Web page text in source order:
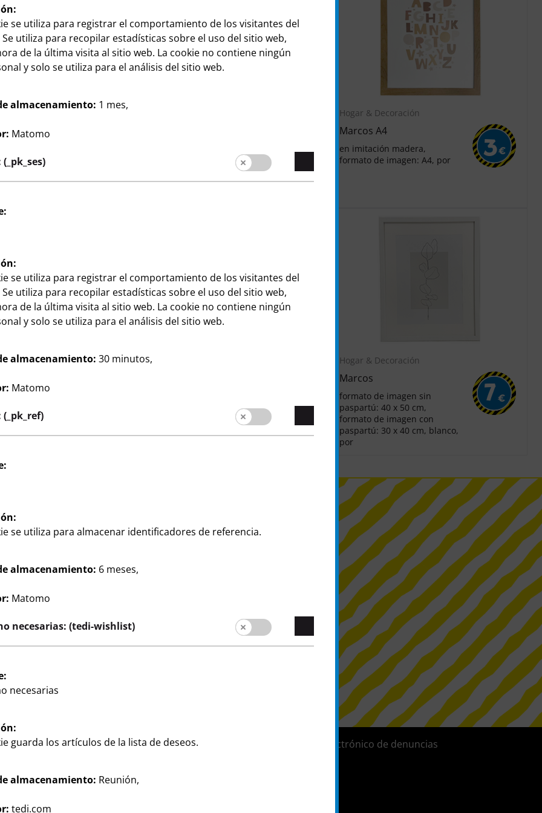
A4
formato de imagen con
paspartú: 40 x 50 cm, varios
Hogar & Decoración
Marcos A4
en imitación madera,
formato de imagen: A4, por
3 €
sin
con
Hogar & Decoración Hogar & Decoración
Marcos
formato de imagen sin
paspartú: 40 x 50 cm,
formato de imagen con
paspartú: 30 x 40 cm, blanco,
por
7 €
filiales
al cliente Aviso legal Protección de datos Sistema electrónico de denuncias
se utiliza para registrar el comportamiento de los visitantes del
utiliza para recopilar estadísticas sobre el uso del sitio web,
de la última visita al sitio web. La cookie no contiene ningún
y solo se utiliza para el análisis del sitio web.
almacenamiento: 1 mes,
Matomo
se utiliza para registrar el comportamiento de los visitantes del
utiliza para recopilar estadísticas sobre el uso del sitio web,
de la última visita al sitio web. La cookie no contiene ningún
y solo se utiliza para el análisis del sitio web.
almacenamiento: 30 minutos,
Matomo
se utiliza para almacenar identificadores de referencia.
almacenamiento: 6 meses,
Matomo
necesarias: (tedi-wishlist)
necesarias
guarda los artículos de la lista de deseos.
almacenamiento: Reunión,
tedi.com